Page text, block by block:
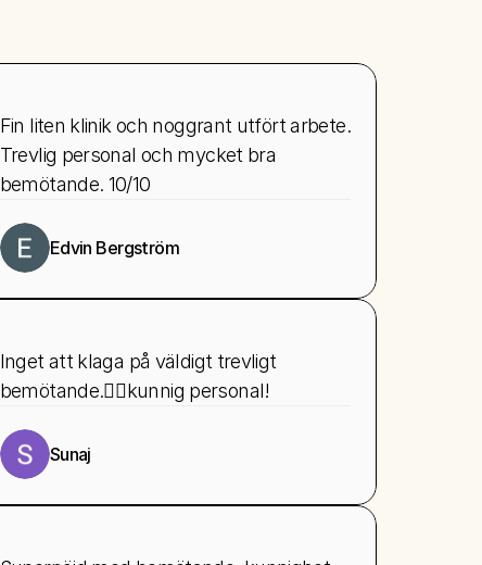
Fin liten klinik och noggrant utfört arbete.
Trevlig personal och mycket bra
bemötande. 10/10
Edvin Bergström
Inget att klaga på väldigt trevligt
bemötande.👍🏻kunnig personal!
Sunaj